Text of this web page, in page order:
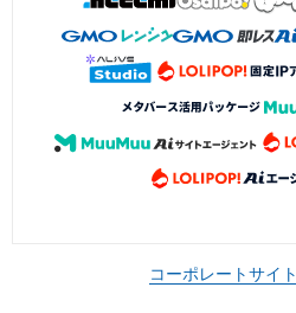
コーポレートサイト